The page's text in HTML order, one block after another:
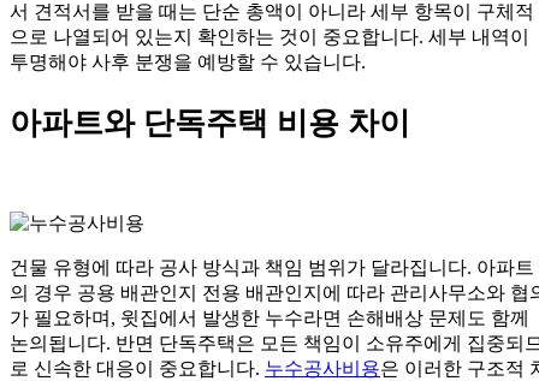
서 견적서를 받을 때는 단순 총액이 아니라 세부 항목이 구체적
으로 나열되어 있는지 확인하는 것이 중요합니다. 세부 내역이
투명해야 사후 분쟁을 예방할 수 있습니다.
아파트와 단독주택 비용 차이
건물 유형에 따라 공사 방식과 책임 범위가 달라집니다. 아파트
의 경우 공용 배관인지 전용 배관인지에 따라 관리사무소와 협
가 필요하며, 윗집에서 발생한 누수라면 손해배상 문제도 함께
논의됩니다. 반면 단독주택은 모든 책임이 소유주에게 집중되
로 신속한 대응이 중요합니다. 누수공사비용은 이러한 구조적